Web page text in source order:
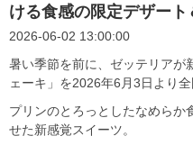
ける食感の限定デザー
2026-06-02 13:00:00
暑い季節を前に、ゼッテリアが
ェーキ」を2026年6月3日より全
プリンのとろっとしたなめらか
せた新感覚スイーツ。